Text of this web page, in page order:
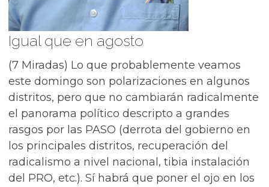
Igual que en agosto
(7 Miradas) Lo que probablemente veamos
este domingo son polarizaciones en algunos
distritos, pero que no cambiarán radicalmente
el panorama político descripto a grandes
rasgos por las PASO (derrota del gobierno en
los principales distritos, recuperación del
radicalismo a nivel nacional, tibia instalación
del PRO, etc.). Sí habrá que poner el ojo en los